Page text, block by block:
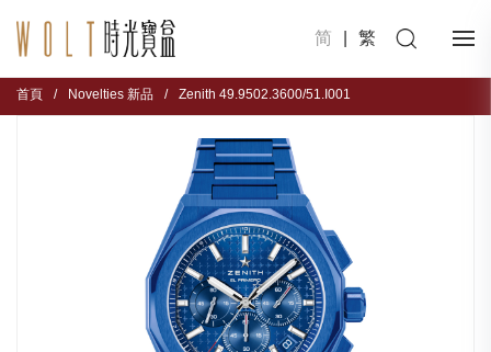
简 繁
首頁 / Novelties 新品 / Zenith 49.9502.3600/51.I001